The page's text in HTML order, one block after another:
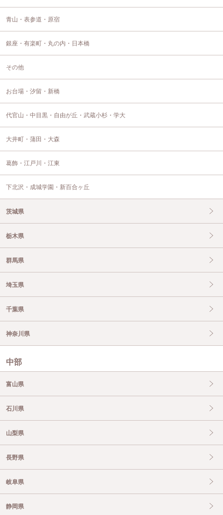
青山・表参道・原宿
銀座・有楽町・丸の内・日本橋
その他
お台場・汐留・新橋
代官山・中目黒・自由が丘・武蔵小杉・学大
大井町・蒲田・大森
葛飾・江戸川・江東
下北沢・成城学園・新百合ヶ丘
茨城県
栃木県
群馬県
埼玉県
千葉県
神奈川県
中部
富山県
石川県
山梨県
長野県
岐阜県
静岡県